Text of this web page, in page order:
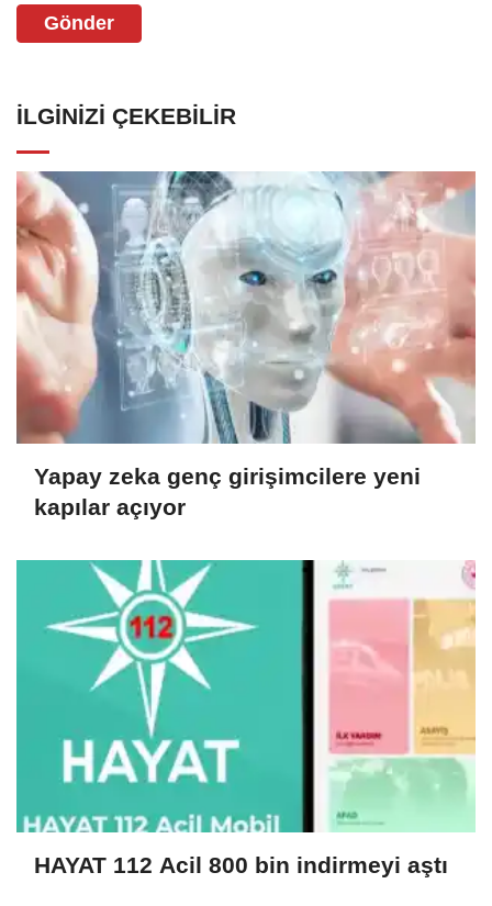
Gönder
İLGINIZI ÇEKEBILIR
Yapay zeka genç girişimcilere yeni
kapılar açıyor
HAYAT 112 Acil 800 bin indirmeyi aştı